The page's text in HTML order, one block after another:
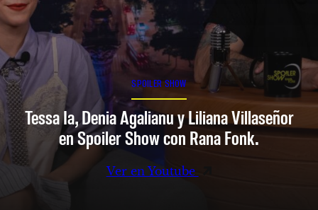
SPOILER SHOW
Tessa Ia, Denia Agalianu y Liliana Villaseñor
en Spoiler Show con Rana Fonk.
Ver en Youtube